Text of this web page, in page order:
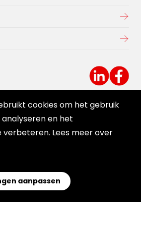
Voorwaarden Disclaimer
cookies om het gebruik
en het
Lees meer over
aanpassen